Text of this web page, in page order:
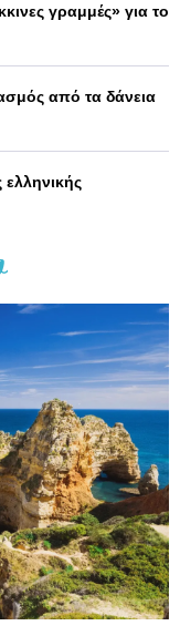
γραμμές» για το
από τα δάνεια